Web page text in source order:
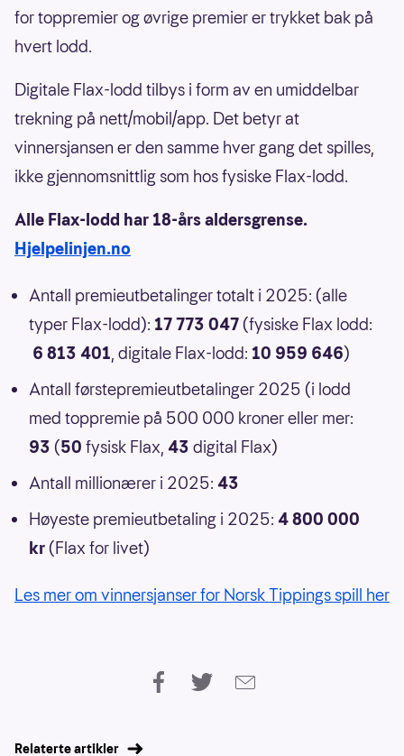
for toppremier og øvrige premier er trykket bak på
hvert lodd.
Digitale Flax-lodd tilbys i form av en umiddelbar
trekning på nett/mobil/app. Det betyr at
vinnersjansen er den samme hver gang det spilles,
ikke gjennomsnittlig som hos fysiske Flax-lodd.
Alle Flax-lodd har 18-års aldersgrense.
Hjelpelinjen.no
Antall premieutbetalinger totalt i 2025: (alle
typer Flax-lodd): 17 773 047 (fysiske Flax lodd:
6 813 401, digitale Flax-lodd: 10 959 646)
Antall førstepremieutbetalinger 2025 (i lodd
med toppremie på 500 000 kroner eller mer:
93 (50 fysisk Flax, 43 digital Flax)
Antall millionærer i 2025: 43
Høyeste premieutbetaling i 2025: 4 800 000
kr (Flax for livet)
Les mer om vinnersjanser for Norsk Tippings spill her
Relaterte artikler